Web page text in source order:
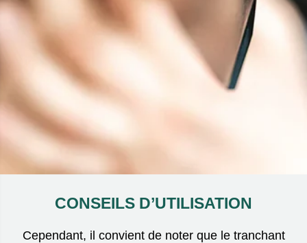
CONSEILS D’UTILISATION
Cependant, il convient de noter que le tranchant